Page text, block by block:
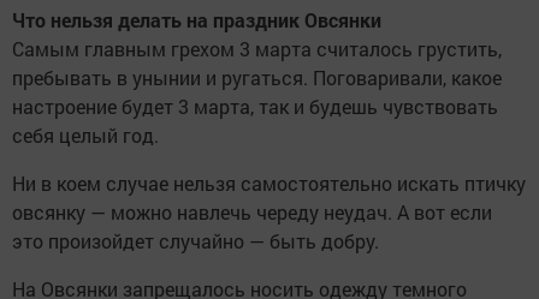
Что нельзя делать на праздник Овсянки
Самым главным грехом 3 марта считалось грустить,
пребывать в унынии и ругаться. Поговаривали, какое
настроение будет 3 марта, так и будешь чувствовать
себя целый год.
Ни в коем случае нельзя самостоятельно искать птичку
овсянку — можно навлечь череду неудач. А вот если
это произойдет случайно — быть добру.
На Овсянки запрещалось носить одежду темного